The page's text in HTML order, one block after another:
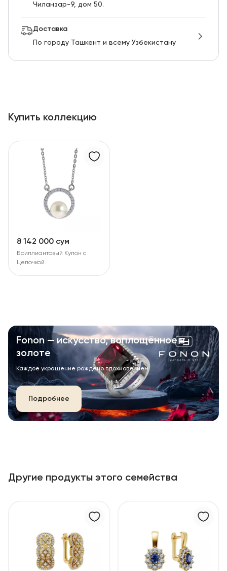
Чиланзар-9, дом 50.
Доставка
По городу Ташкент и всему Узбекистану
Купить коллекцию
8 142 000 сум
Бриллиантовый Кулон с
Цепочкой
Fonon — искусство, воплощённое в
золоте
Каждое украшение рождено вдохновением.
Подробнее
Другие продукты этого семейства